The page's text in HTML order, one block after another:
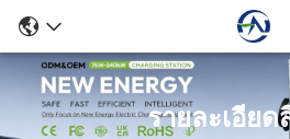
รายละเอีย